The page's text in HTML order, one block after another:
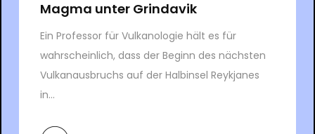
Magma unter Grindavik
Ein Professor für Vulkanologie hält es für
wahrscheinlich, dass der Beginn des nächsten
Vulkanausbruchs auf der Halbinsel Reykjanes
in...